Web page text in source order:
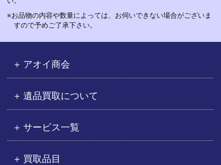
※お品物の内容や数量によっては、お伺いできない場合がございま
すので予めご了承下さい。
アオイ商会
遺品買取について
サービス一覧
買取品目